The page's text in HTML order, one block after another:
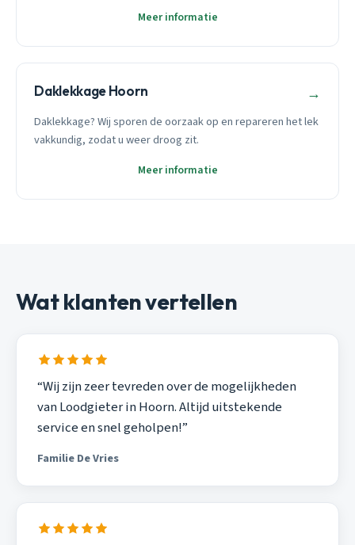
Meer informatie
Daklekkage Hoorn →
Daklekkage? Wij sporen de oorzaak op en repareren het lek
vakkundig, zodat u weer droog zit.
Meer informatie
Wat klanten vertellen
“Wij zijn zeer tevreden over de mogelijkheden
van Loodgieter in Hoorn. Altijd uitstekende
service en snel geholpen!”
Familie De Vries